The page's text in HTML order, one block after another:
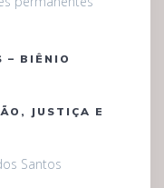
– BIÊNIO
JUSTIÇA E
Santos